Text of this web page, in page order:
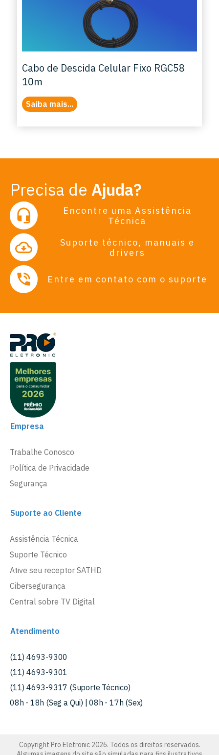
Cabo de Descida Celular Fixo RGC58
10m
Saiba mais...
Precisa de Ajuda?
Encontre uma Assistência
Técnica
Suporte técnico, manuais e
drivers
Entre em contato com o suporte
Empresa
Trabalhe Conosco
Política de Privacidade
Segurança
Suporte ao Cliente
Assistência Técnica
Suporte Técnico
Ative seu receptor SATHD
Cibersegurança
Central sobre TV Digital
Atendimento
(11) 4693-9300
(11) 4693-9301
(11) 4693-9317 (Suporte Técnico)
08h - 18h (Seg a Qui) | 08h - 17h (Sex)
Copyright Pro Eletronic 2026. Todos os direitos reservados.